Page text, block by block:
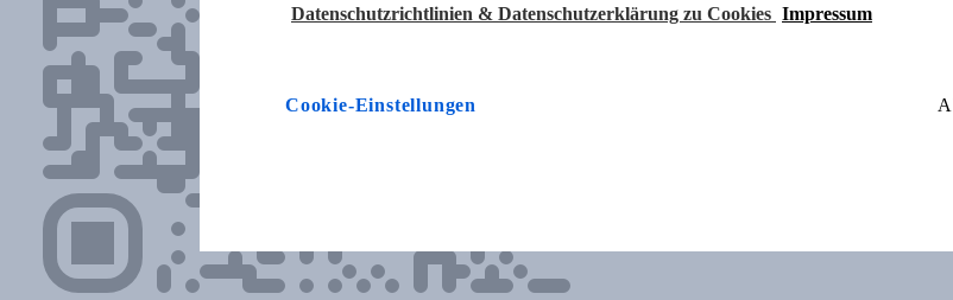
Datenschutzrichtlinien & Datenschutzerklärung zu Cookies Impressum
Cookie-Einstellungen